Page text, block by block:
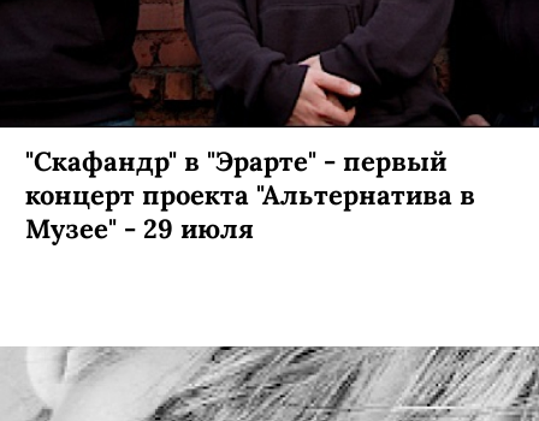
"Скафандр" в "Эрарте" - первый
концерт проекта "Альтернатива в
Музее" - 29 июля